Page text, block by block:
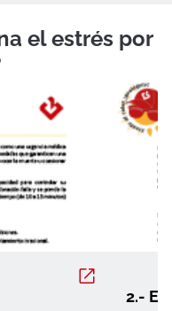
el estrés por
2.- El